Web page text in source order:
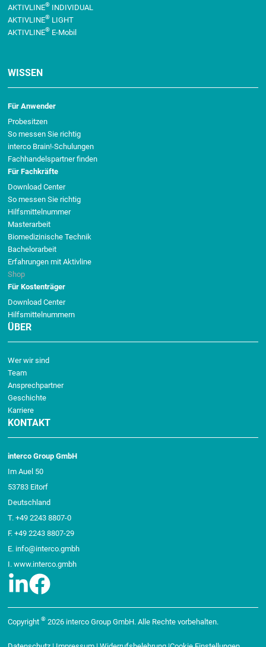
AKTIVLINE® INDIVIDUAL
AKTIVLINE® LIGHT
AKTIVLINE® E-Mobil
WISSEN
Für Anwender
Probesitzen
So messen Sie richtig
interco Brain!-Schulungen
Fachhandelspartner finden
Für Fachkräfte
Download Center
So messen Sie richtig
Hilfsmittelnummer
Masterarbeit
Biomedizinische Technik
Bachelorarbeit
Erfahrungen mit Aktivline
Shop
Für Kostenträger
Download Center
Hilfsmittelnummern
ÜBER
Wer wir sind
Team
Ansprechpartner
Geschichte
Karriere
KONTAKT
interco Group GmbH
Im Auel 50
53783 Eitorf
Deutschland
T. +49 2243 8807-0
F. +49 2243 8807-29
E. info@interco.gmbh
I. www.interco.gmbh
Copyright ® 2026 interco Group GmbH. Alle Rechte vorbehalten.